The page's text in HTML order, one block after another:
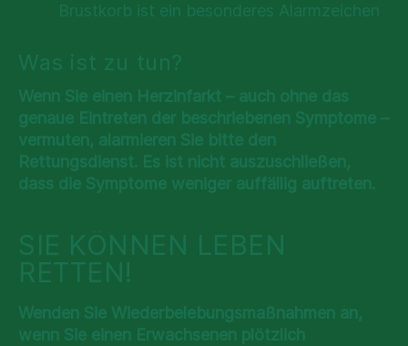
Brustkorb ist ein besonderes Alarmzeichen
Was ist zu tun?
Wenn Sie einen Herzinfarkt – auch ohne das
genaue Eintreten der beschriebenen Symptome –
vermuten, alarmieren Sie bitte den
Rettungsdienst. Es ist nicht auszuschließen,
dass die Symptome weniger auffällig auftreten.
SIE KÖNNEN LEBEN
RETTEN!
Wenden Sie Wiederbelebungsmaßnahmen an,
wenn Sie einen Erwachsenen plötzlich